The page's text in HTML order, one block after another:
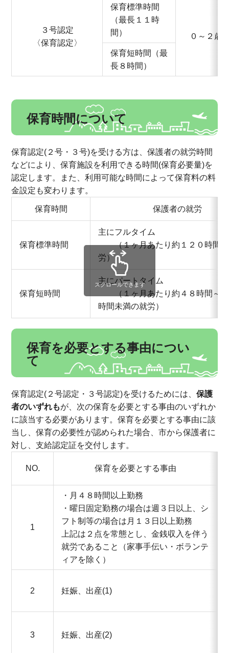
３号認定
〈保育認定〉
保育標準時間
（最長１１時
間）
０～２歳
保育短時間（最
長８時間）
保育時間について
保育認定(２号・３号)を受ける方は、保護者の就労時間
などにより、保育施設を利用できる時間(保育必要量)を
認定します。また、利用可能な時間によって保育料の料
金設定も変わります。
保育時間 保護者の就労
保育標準時間
主にフルタイム
（１ヶ月あたり約１２０時間以
労）
保育短時間
主にパートタイム
（１ヶ月あたり約４８時間～約
時間未満の就労）
スクロールできます
保育を必要とする事由につい
て
保育認定(２号認定・３号認定)を受けるためには、保護
者のいずれもが、次の保育を必要とする事由のいずれか
に該当する必要があります。保育を必要とする事由に該
当し、保育の必要性が認められた場合、市から保護者に
対し、支給認定証を交付します。
NO. 保育を必要とする事由
1
・月４８時間以上勤務
・曜日固定勤務の場合は週３日以上、シ
フト制等の場合は月１３日以上勤務
上記は２点を常態とし、金銭収入を伴う
就労であること（家事手伝い・ボランテ
ィアを除く）
2 妊娠、出産(1)
3 妊娠、出産(2)